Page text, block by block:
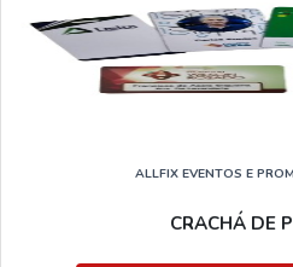
ALLFIX EVENTOS E
CRACHÁ DE